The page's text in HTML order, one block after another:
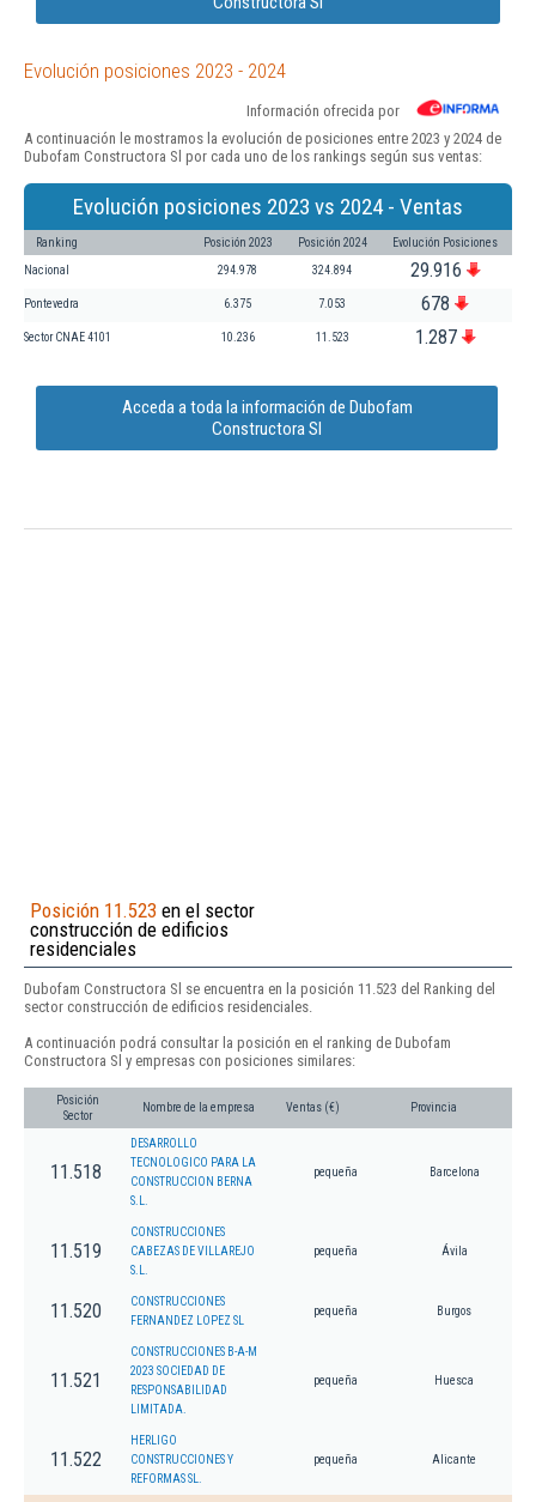
Evolución posiciones 2023 - 2024
Información ofrecida por
A continuación le mostramos la evolución de posiciones entre 2023 y 2024 de
Dubofam Constructora Sl por cada uno de los rankings según sus ventas:
Evolución posiciones 2023 vs 2024 - Ventas
Ranking Posición 2023 Posición 2024 Evolución Posiciones
Nacional 294.978 324.894 29.916
Pontevedra 6.375 7.053 678
Sector CNAE 4101 10.236 11.523 1.287
Acceda a toda la información de Dubofam
Constructora Sl
Posición 11.523 en el sector
construcción de edificios
residenciales
Dubofam Constructora Sl se encuentra en la posición 11.523 del Ranking del
sector construcción de edificios residenciales.
A continuación podrá consultar la posición en el ranking de Dubofam
Constructora Sl y empresas con posiciones similares:
Posición
Sector
Nombre de la empresa Ventas (€) Provincia
11.518
DESARROLLO
TECNOLOGICO PARA LA
CONSTRUCCION BERNA
S.L.
pequeña Barcelona
11.519
CONSTRUCCIONES
CABEZAS DE VILLAREJO
S.L.
pequeña Ávila
11.520
CONSTRUCCIONES
FERNANDEZ LOPEZ SL
pequeña Burgos
11.521
CONSTRUCCIONES B-A-M
2023 SOCIEDAD DE
RESPONSABILIDAD
LIMITADA.
pequeña Huesca
11.522
HERLIGO
CONSTRUCCIONES Y
REFORMAS SL.
pequeña Alicante